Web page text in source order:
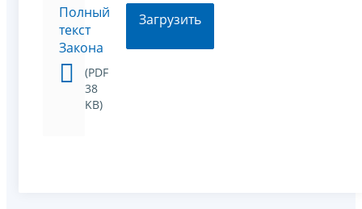
Полный
текст
Закона
(PDF
38
KB)
Загрузить